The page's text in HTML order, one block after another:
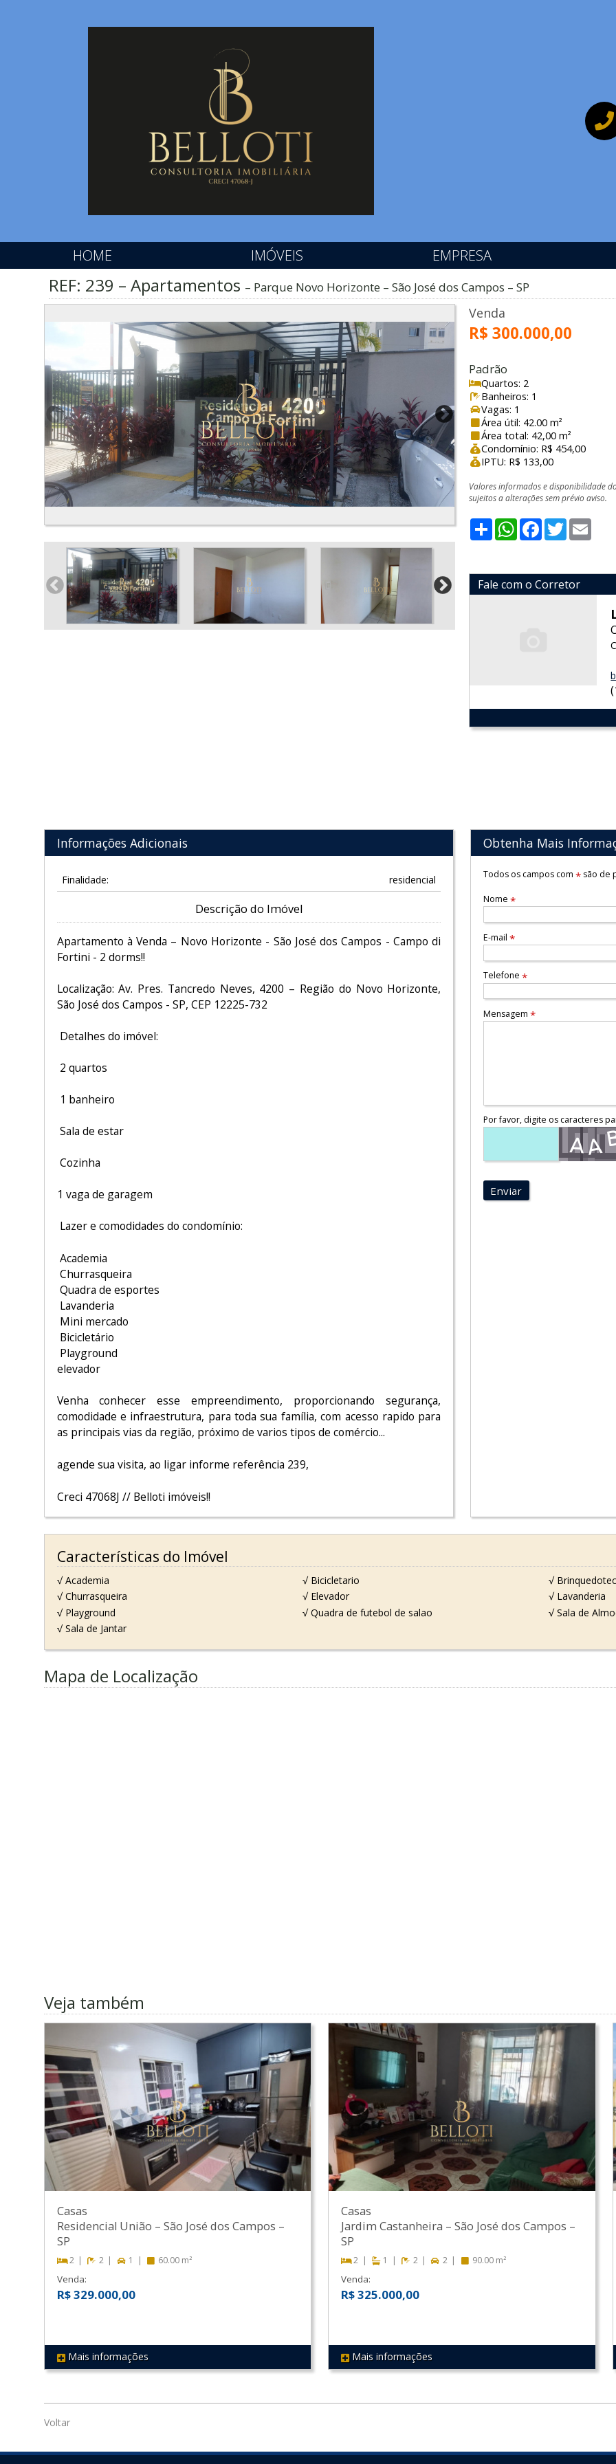
HOME IMÓVEIS EMPRESA
REF: 239 – Apartamentos Parque Novo Horizonte – São José dos Campos – SP
Venda
R$ 300.000,00
Padrão
Quartos: 2
Banheiros: 1
Vagas: 1
Área útil: 42.00 m²
Área total: 42,00 m²
Condomínio: R$ 454,00
IPTU: R$ 133,00
Valores informados e disponibilidade
sujeitos a alterações sem prévio aviso.
ShareWhatsApp
Facebook
Twitter
Fale com o Corretor
Informações Adicionais
Finalidade: residencial
Descrição do Imóvel
Apartamento à Venda – Novo Horizonte - São José dos Campos - Campo di
Fortini - 2 dorms!!
Localização: Av. Pres. Tancredo Neves, 4200 – Região do Novo Horizonte,
São José dos Campos - SP, CEP 12225-732
Detalhes do imóvel:
2 quartos
1 banheiro
Sala de estar
Cozinha
1 vaga de garagem
Lazer e comodidades do condomínio:
Academia
Churrasqueira
Quadra de esportes
Lavanderia
Mini mercado
Bicicletário
Playground
elevador
Venha conhecer esse empreendimento, proporcionando segurança,
comodidade e infraestrutura, para toda sua família, com acesso rapido para
as principais vias da região, próximo de varios tipos de comércio...
agende sua visita, ao ligar informe referência 239,
Creci 47068J // Belloti imóveis!!
Obtenha Mais
Todos os campos com *são de
Nome *
E-mail *
Telefone *
Mensagem *
Por favor, digite os caracteres
Enviar
Características do Imóvel
√ Academia √ Bicicletario
√
√ Churrasqueira
√ Elevador
√ Lavanderia
√ Playground
√ Quadra de futebol de salao
√ Sala de
√ Sala de Jantar
Mapa de Localização
Veja também
REF 290
Casas
Residencial União – São José dos Campos –
SP
2 2 1 60.00 m²
Venda:
R$ 329.000,00
Mais informações REF 249
Casas
Jardim Castanheira – São José dos Campos –
SP
2 1 2 2 90.00 m²
Venda:
R$ 325.000,00
Mais informações
Voltar